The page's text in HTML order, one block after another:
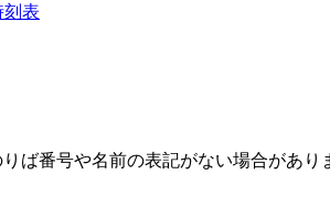
刻表
ば番号や名前の表記がない場合があり